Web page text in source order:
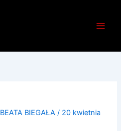
BEATA BIEGAŁA/ 20 kwietnia